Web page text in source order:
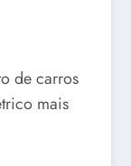
de carros
mais